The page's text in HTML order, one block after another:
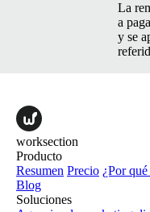
La
a
y se
worksection
Producto
Resumen Precio ¿Por
Blog
Soluciones